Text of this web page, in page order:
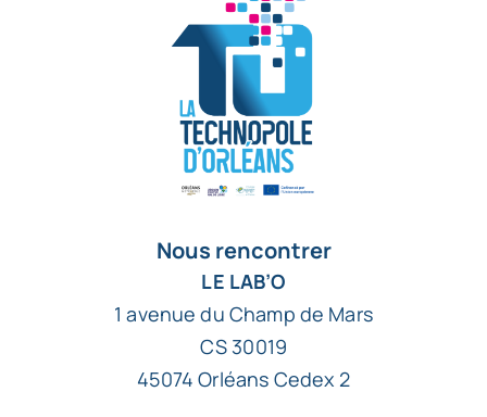
Nous rencontrer
LE LAB’O
1 avenue du Champ de Mars
CS 30019
45074 Orléans Cedex 2